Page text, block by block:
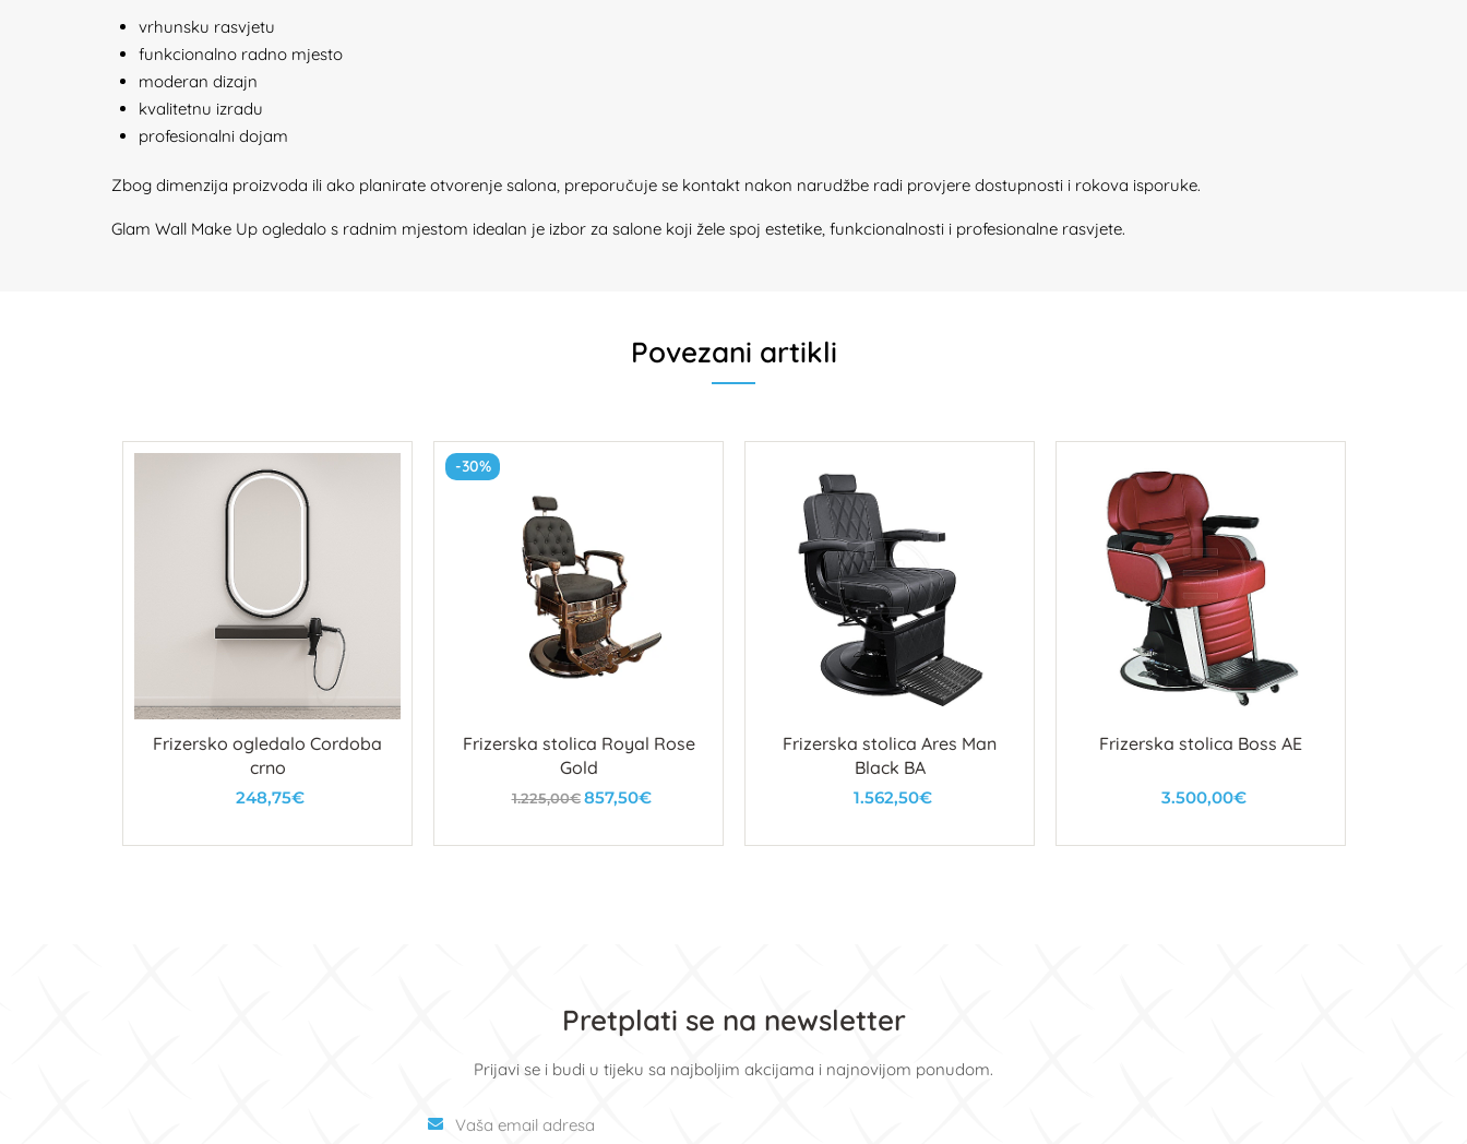
vrhunsku rasvjetu
funkcionalno radno mjesto
moderan dizajn
kvalitetnu izradu
profesionalni dojam
Zbog dimenzija proizvoda ili ako planirate otvorenje salona, preporučuje se kontakt nakon narudžbe radi provjere dostupnosti i rokova isporuke.
Glam Wall Make Up ogledalo s radnim mjestom idealan je izbor za salone koji žele spoj estetike, funkcionalnosti i profesionalne rasvjete.
Povezani artikli
Frizersko ogledalo Cordoba
crno
248,75€
U košaricu
-30%
Frizerska stolica Royal Rose
Gold
1.225,00€ 857,50€
U košaricu
Frizerska stolica Ares Man
Black BA
1.562,50€
U košaricu
Frizerska stolica Boss AE
3.500,00€
U košaricu
Pretplati se na newsletter
Prijavi se i budi u tijeku sa najboljim akcijama i najnovijom ponudom.